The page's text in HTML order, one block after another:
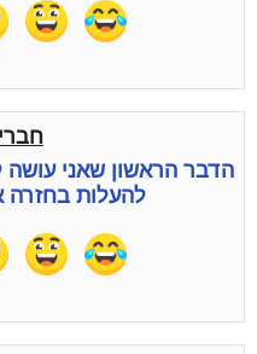
הדבר הראשון שאני עושה
להעלות בחזרה